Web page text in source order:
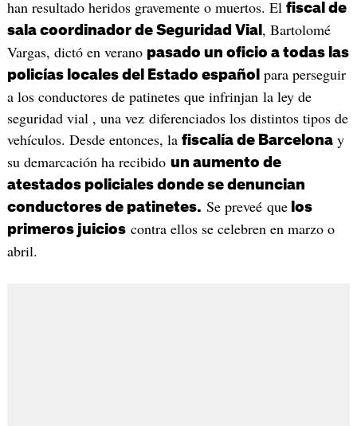
han resultado heridos gravemente o muertos. El fiscal de
sala coordinador de Seguridad Vial , Bartolomé
Vargas, dictó en verano pasado un oficio a todas las
policías locales del Estado español para perseguir
a los conductores de patinetes que infrinjan la ley de
seguridad vial , una vez diferenciados los distintos tipos de
vehículos. Desde entonces, la fiscalía de Barcelonay
su demarcación ha recibido un aumento de
atestados policiales donde se denuncian
conductores de patinetes. Se preveé quelos
primeros juicioscontra ellos se celebren en marzo o
abril.